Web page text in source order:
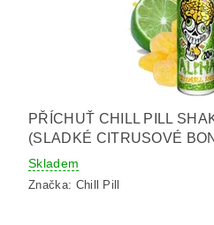
PŘÍCHUŤ CHILL PILL
(SLADKÉ CITRUSOVÉ
Skladem
Značka: Chill Pill